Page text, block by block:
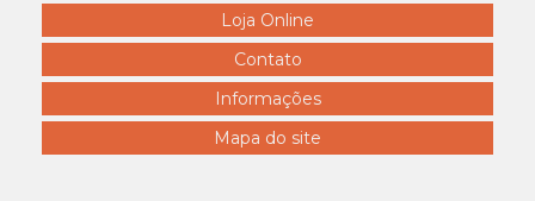
4328 claudia raia perna estendida branca
4329 pernão grávida branco
4330 claudia raia branca
4331 pernão plus size feminino branco
Loja Online
Contato
Informações
Mapa do site